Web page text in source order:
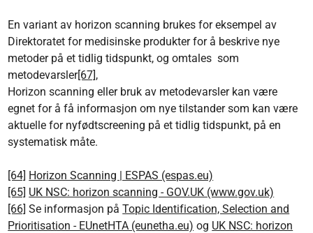
En variant av horizon scanning brukes for eksempel av
Direktoratet for medisinske produkter for å beskrive nye
metoder på et tidlig tidspunkt, og omtales som
metodevarsler[67],
Horizon scanning eller bruk av metodevarsler kan være
egnet for å få informasjon om nye tilstander som kan være
aktuelle for nyfødtscreening på et tidlig tidspunkt, på en
systematisk måte.
[64] Horizon Scanning | ESPAS (espas.eu)
[65] UK NSC: horizon scanning - GOV.UK (www.gov.uk)
[66] Se informasjon påTopic Identification, Selection and
Prioritisation - EUnetHTA (eunetha.eu) og UK NSC: horizon